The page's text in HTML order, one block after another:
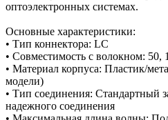
оптоэлектронных системах.
Основные характеристики:
• Тип коннектора: LC
• Совместимость с волокном: 50,
• Материал корпуса: Пластик/
модели)
• Тип соединения: Стандартный
надежного соединения